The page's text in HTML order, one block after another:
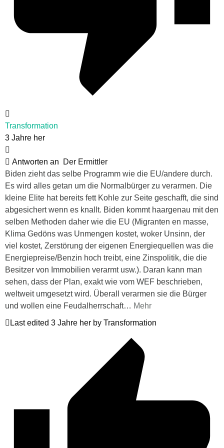
Transformation
3 Jahre her
Antworten an
Der Ermittler
Biden zieht das selbe Programm wie die EU/andere durch.
Es wird alles getan um die Normalbürger zu verarmen. Die
kleine Elite hat bereits fett Kohle zur Seite geschafft, die sind
abgesichert wenn es knallt. Biden kommt haargenau mit den
selben Methoden daher wie die EU (Migranten en masse,
Klima Gedöns was Unmengen kostet, woker Unsinn, der
viel kostet, Zerstörung der eigenen Energiequellen was die
Energiepreise/Benzin hoch treibt, eine Zinspolitik, die die
Besitzer von Immobilien verarmt usw.). Daran kann man
sehen, dass der Plan, exakt wie vom WEF beschrieben,
weltweit umgesetzt wird. Überall verarmen sie die Bürger
und wollen eine Feudalherrschaft… Mehr
Last edited 3 Jahre her by Transformation